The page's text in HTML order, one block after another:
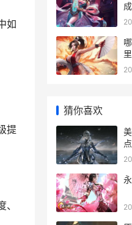
如
提
成
猜你喜欢
点